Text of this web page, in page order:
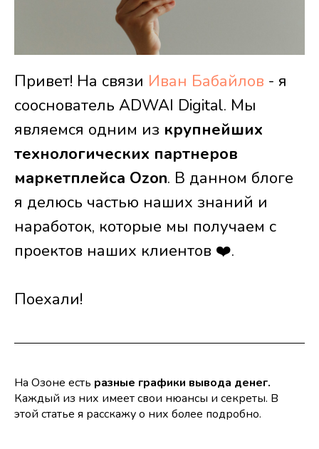
Привет! На связи Иван Бабайлов - я
сооснователь ADWAI Digital. Мы
являемся одним из крупнейших
технологических партнеров
маркетплейса Ozon. В данном блоге
я делюсь частью наших знаний и
наработок, которые мы получаем с
проектов наших клиентов ❤️.
Поехали!
На Озоне есть разные графики вывода денег.
Каждый из них имеет свои нюансы и секреты. В
этой статье я расскажу о них более подробно.